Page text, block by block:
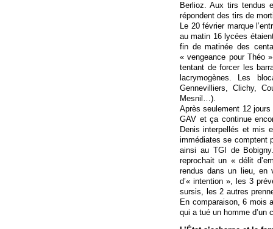
Berlioz. Aux tirs tendus
répondent des tirs de
Le 20 février marque
au matin 16 lycées
fin de matinée des
« vengeance pour Théo
tentant de forcer les
lacrymogènes. Les
Gennevilliers, Clichy,
Mesnil…).
Après seulement 12
GAV et ça continue
Denis interpellés et mis
immédiates se comptent
ainsi au TGI de
reprochait un « délit
rendus dans un lieu, en
d’« intention », les 3
sursis, les 2 autres
En comparaison, 6 mois
qui a tué un homme d’un